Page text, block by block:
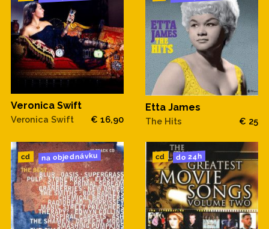
Veronica Swift
Veronica Swift € 16,90
Etta James
The Hits € 25
cd na objednávku cd do 24h